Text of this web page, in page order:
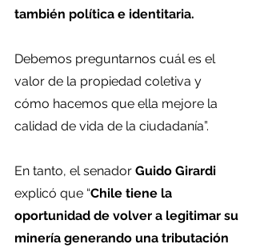
también política e identitaria.
Debemos preguntarnos cuál es el
valor de la propiedad coletiva y
cómo hacemos que ella mejore la
calidad de vida de la ciudadanía”.
En tanto, el senador Guido Girardi
explicó que “Chile tiene la
oportunidad de volver a legitimar su
minería generando una tributación